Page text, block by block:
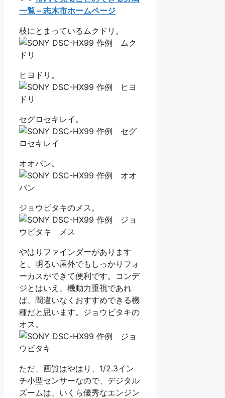
一覧 – 志木市ホームページ
枝にとまっているムクドリ。
ヒヨドリ。
セグロセキレイ。
オオバン。
ジョウビタキのメス。
やはりファインダーがあります
と、明るい屋外でもしっかりフォ
ーカスができて便利です。コンデ
ジとはいえ、機動力重視であれ
ば、間違いなくおすすめできる機
種だと思います。ジョウビタキの
オス。
ただ、画質はやはり、1/2.3イン
チ小型センサーなので、デジタル
ズームは、いくら優秀なエンジン